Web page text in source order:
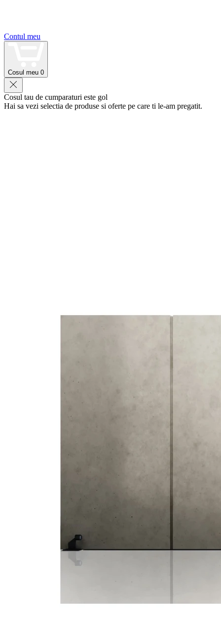
Contul meu
Cosul meu 0
Cosul tau de cumparaturi este gol
Hai sa vezi selectia de produse si oferte pe care ti le-am pregatit.